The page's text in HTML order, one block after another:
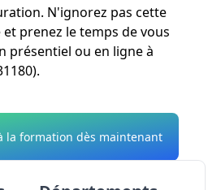
N'ignorez pas cette
prenez le temps de vous
présentiel ou en ligne à
la formation dès maintenant